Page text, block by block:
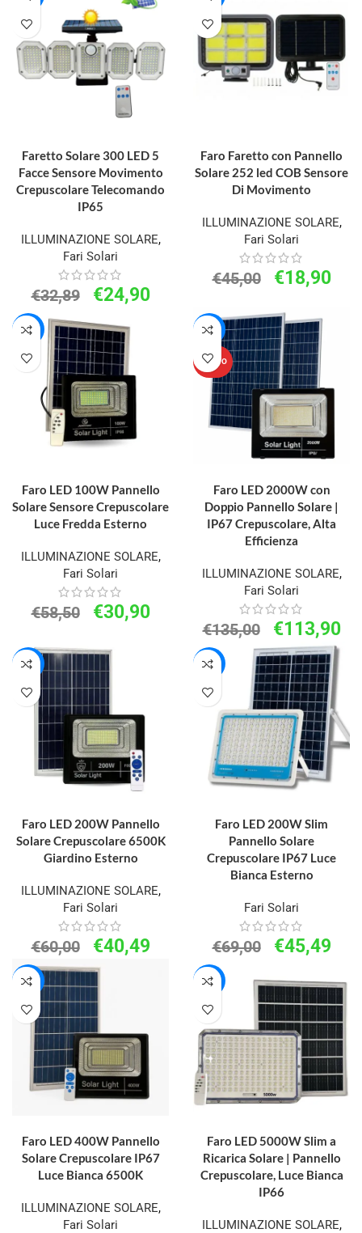
Faretto Solare 300 LED 5
Facce Sensore Movimento
Crepuscolare Telecomando
IP65
ILLUMINAZIONE SOLARE,
Fari Solari
€32,89 €24,90
Faro Faretto con Pannello
Solare 252 led COB Sensore
Di Movimento
ILLUMINAZIONE SOLARE,
Fari Solari
€45,00 €18,90
-47%
Faro LED 100W Pannello
Solare Sensore Crepuscolare
Luce Fredda Esterno
ILLUMINAZIONE SOLARE,
Fari Solari
€58,50 €30,90
-16%
NUOVO
Faro LED 2000W con
Doppio Pannello Solare |
IP67 Crepuscolare, Alta
Efficienza
ILLUMINAZIONE SOLARE,
Fari Solari
€135,00 €113,90
-33%
Faro LED 200W Pannello
Solare Crepuscolare 6500K
Giardino Esterno
ILLUMINAZIONE SOLARE,
Fari Solari
€60,00 €40,49
-34%
Faro LED 200W Slim
Pannello Solare
Crepuscolare IP67 Luce
Bianca Esterno
Fari Solari
€69,00 €45,49
-30%
Faro LED 400W Pannello
Solare Crepuscolare IP67
Luce Bianca 6500K
ILLUMINAZIONE SOLARE,
Fari Solari
-27%
Faro LED 5000W Slim a
Ricarica Solare | Pannello
Crepuscolare, Luce Bianca
IP66
ILLUMINAZIONE SOLARE,